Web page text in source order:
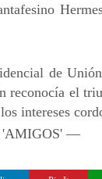
de
reconocía el
intereses
'AMIGOS' —